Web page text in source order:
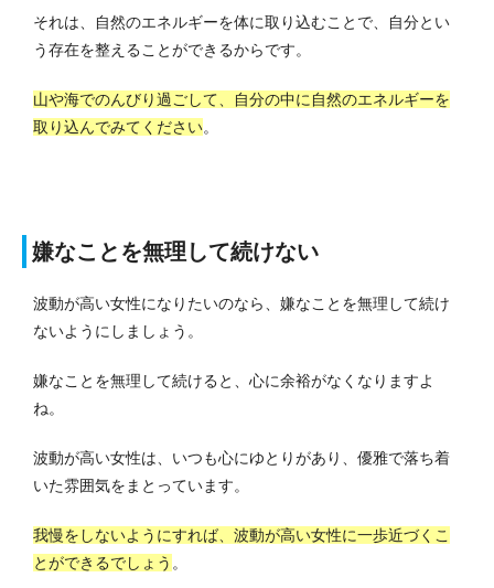
それは、自然のエネルギーを体に取り込むことで、自分とい
う存在を整えることができるからです。
山や海でのんびり過ごして、自分の中に自然のエネルギーを
取り込んでみてください。
嫌なことを無理して続けない
波動が高い女性になりたいのなら、嫌なことを無理して続け
ないようにしましょう。
嫌なことを無理して続けると、心に余裕がなくなりますよ
ね。
波動が高い女性は、いつも心にゆとりがあり、優雅で落ち着
いた雰囲気をまとっています。
我慢をしないようにすれば、波動が高い女性に一歩近づくこ
とができるでしょう 。